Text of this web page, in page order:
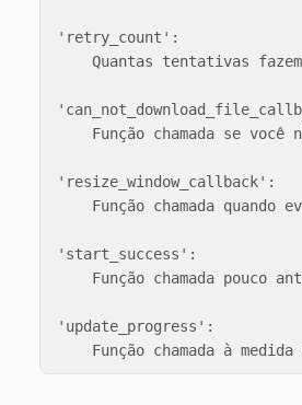
'retry_count':
Quantas tentativas
Função chamada se você
'resize_window_callback':
Função chamada quando
'start_success':
Função chamada pouco
'update_progress':